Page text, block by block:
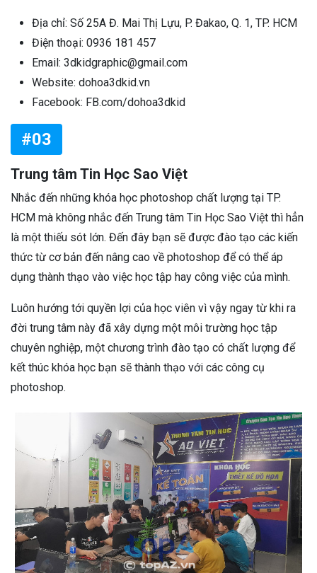
Địa chỉ: Số 25A Đ. Mai Thị Lựu, P. Đakao, Q. 1, TP. HCM
Điện thoại: 0936 181 457
Email: 3dkidgraphic@gmail.com
Website: dohoa3dkid.vn
Facebook: FB.com/dohoa3dkid
#03
Trung tâm Tin Học Sao Việt
Nhắc đến những khóa học photoshop chất lượng tại TP.
HCM mà không nhắc đến Trung tâm Tin Học Sao Việt thì hẳn
là một thiếu sót lớn. Đến đây bạn sẽ được đào tạo các kiến
thức từ cơ bản đến nâng cao về photoshop để có thể áp
dụng thành thạo vào việc học tập hay công việc của mình.
Luôn hướng tới quyền lợi của học viên vì vậy ngay từ khi ra
đời trung tâm này đã xây dựng một môi trường học tập
chuyên nghiệp, một chương trình đào tạo có chất lượng để
kết thúc khóa học bạn sẽ thành thạo với các công cụ
photoshop.